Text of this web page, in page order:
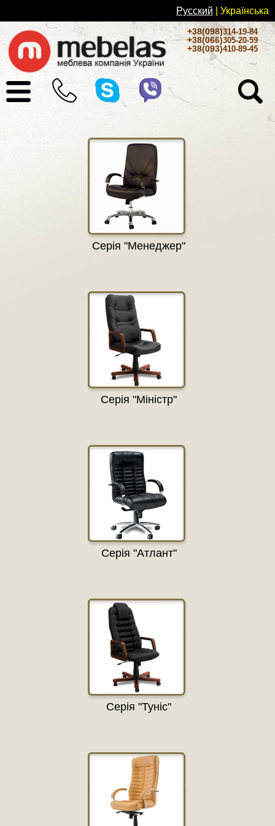
Русский | Українськa
+38(098)314-19-84
+38(066)305-20-59
+38(093)410-89-45
Серія "Менеджер"
Серія "Міністр"
Серія "Атлант"
Серія "Туніс"